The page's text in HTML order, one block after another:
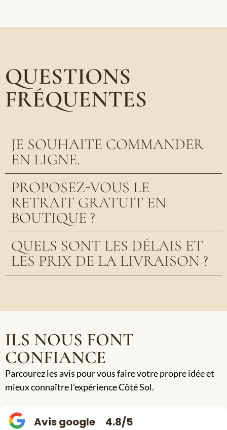
QUESTIONS
FRÉQUENTES
JE SOUHAITE COMMANDER
EN LIGNE.
PROPOSEZ-VOUS LE
RETRAIT GRATUIT EN
BOUTIQUE ?
QUELS SONT LES DÉLAIS ET
LES PRIX DE LA LIVRAISON ?
ILS NOUS FONT
CONFIANCE
Parcourez les avis pour vous faire votre propre idée et
mieux connaître l’expérience Côté Sol.
Avis google 4.8/5